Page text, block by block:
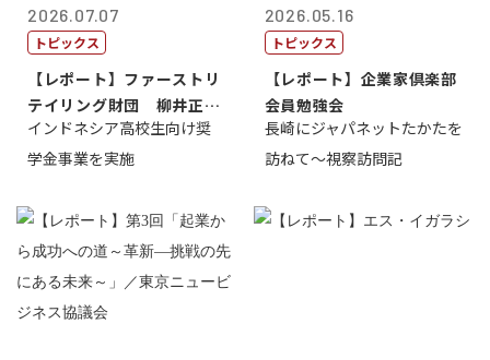
2026.07.07
トピックス
【レポート】ファーストリ
テイリング財団 柳井正
理事長
インドネシア高校生向け奨
学金事業を実施
2026.05.16
トピックス
【レポート】企業家倶楽部
会員勉強会
長崎にジャパネットたかたを
訪ねて～視察訪問記